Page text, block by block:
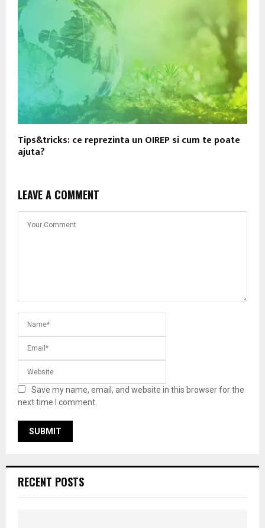
Tips&tricks: ce reprezinta un OIREP si cum te poate
ajuta?
LEAVE A COMMENT
Save my name, email, and website in this browser for the
next time I comment.
RECENT POSTS